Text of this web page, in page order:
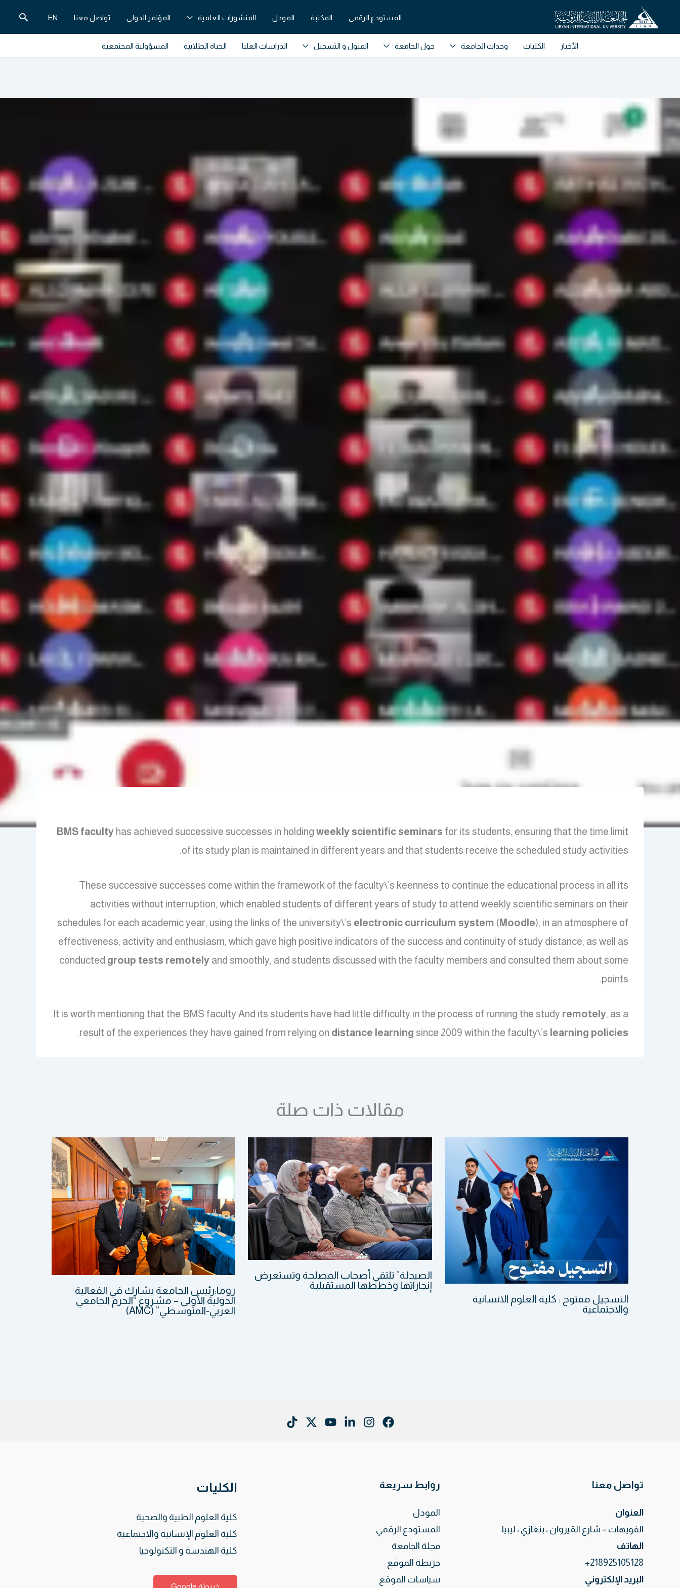
المستودع الرقمي المكتبة المودل المنشورات العلمية المؤتمر الدولي تواصل معنا EN البحث
الأخبار الكليات وحدات الجامعة حول الجامعة القبول و التسجيل الدراسات العليا الحياة الطلابية المسؤولية المجتمعية
BMS faculty has achieved successive successes in holding weekly scientific seminars for its students, ensuring that the time limit
of its study plan is maintained in different years and that students receive the scheduled study activities.
These successive successes come within the framework of the faculty\’s keenness to continue the educational process in all its
activities without interruption, which enabled students of different years of study to attend weekly scientific seminars on their
schedules for each academic year, using the links of the university\’s electronic curriculum system (Moodle), in an atmosphere of
effectiveness, activity and enthusiasm, which gave high positive indicators of the success and continuity of study distance, as well as
conducted group tests remotely and smoothly, and students discussed with the faculty members and consulted them about some
points.
It is worth mentioning that the BMS faculty And its students have had little difficulty in the process of running the study remotely, as a
result of the experiences they have gained from relying on distance learning since 2009 within the faculty\’s learning policies
.
مقالات ذات صلة
التسجيل مفتوح : كلية العلوم الانسانية
والاجتماعية
الصيدلة” تلتقي أصحاب المصلحة وتستعرض
إنجازاتها وخططها المستقبلية
روما:رئيس الجامعة يشارك في الفعالية
الدولية الأولى – مشروع “الحرم الجامعي
العربي-المتوسطي” (AMC)
تواصل معنا
العنوان
الفويهات – شارع القيروان ، بنغازي ، ليبيا.
الهاتف
218925105128+
البريد الإلكتروني
روابط سريعة
المودل
المستودع الرقمي
مجلة الجامعة
خريطة الموقع
سياسات الموقع
الكليات
كلية العلوم الطبية والصحية
كلية العلوم الإنسانية والاجتماعية
كلية الهندسة و التكنولوجيا